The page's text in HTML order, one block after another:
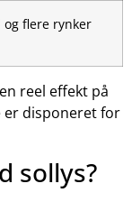
flere rynker
reel effekt på
er disponeret for
sollys?